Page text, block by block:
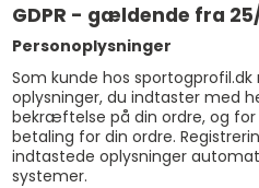
GDPR - gældende fra
Personoplysninger
Som kunde hos sportogprofil.dk
oplysninger, du indtaster med
bekræftelse på din ordre, og
betaling for din ordre.
indtastede oplysninger
systemer.